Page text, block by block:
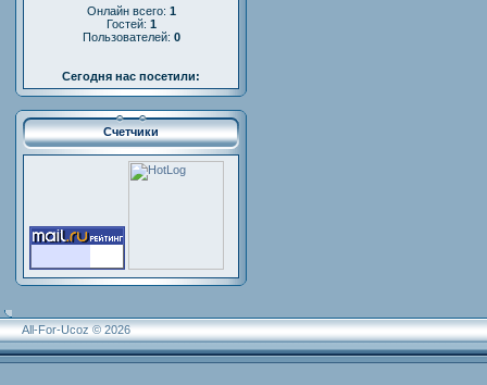
Онлайн всего: 1
Гостей: 1
Пользователей: 0
Сегодня нас посетили:
Счетчики
All-For-Ucoz © 2026